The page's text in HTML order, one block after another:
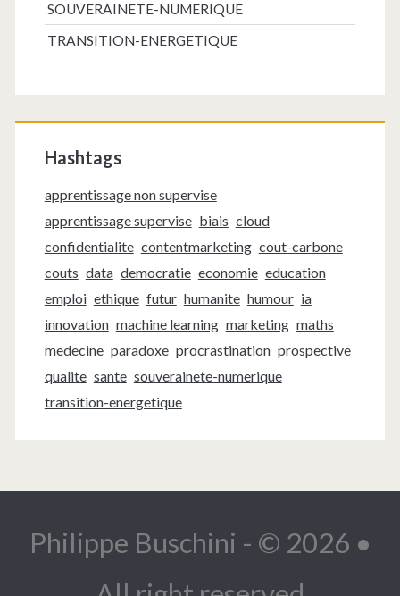
SOUVERAINETE-NUMERIQUE
TRANSITION-ENERGETIQUE
Hashtags
apprentissage non supervise
apprentissage supervise biais cloud
confidentialite contentmarketing cout-carbone
couts data democratie economie education
emploi ethique futur humanite humour ia
innovation machine learning marketing maths
medecine paradoxe procrastination prospective
qualite sante souverainete-numerique
transition-energetique
Philippe Buschini - © 2026 •